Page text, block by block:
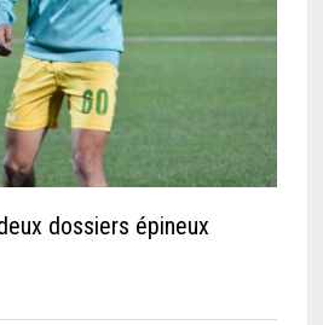
dossiers épineux